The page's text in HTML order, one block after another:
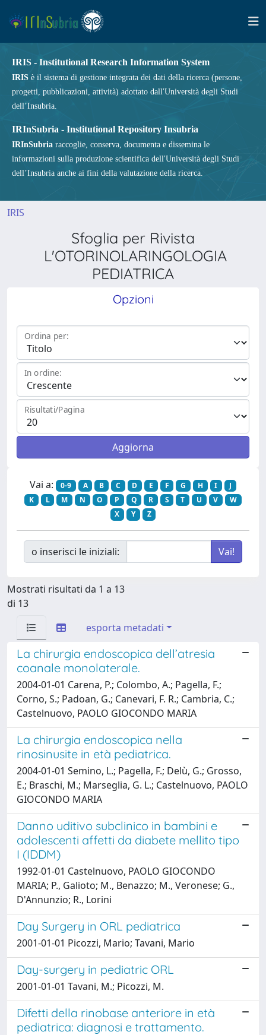
IRIS - Institutional Research Information System
IRIS è il sistema di gestione integrata dei dati della ricerca (persone,
progetti, pubblicazioni, attività) adottato dall'Università degli Studi
dell’Insubria.
IRInSubria - Institutional Repository Insubria
IRInSubria raccoglie, conserva, documenta e dissemina le
informazioni sulla produzione scientifica dell'Università degli Studi
dell’Insubria anche ai fini della valutazione della ricerca.
IRIS
Sfoglia per Rivista
L'OTORINOLARINGOLOGIA
PEDIATRICA
Opzioni
Ordina per:
In ordine:
Risultati/Pagina
Vai a: 0-9 A B C D E F G H I
J
K
L M N O P Q R S T U V
W
X
Y Z
o inserisci le iniziali:
Mostrati risultati da 1 a 13
di 13
esporta metadati
La chirurgia endoscopica dell’atresia
coanale monolaterale.
2004-01-01 Carena, P.; Colombo, A.; Pagella, F.;
Corno, S.; Padoan, G.; Canevari, F. R.; Cambria, C.;
Castelnuovo, PAOLO GIOCONDO MARIA
La chirurgia endoscopica nella
rinosinusite in età pediatrica.
2004-01-01 Semino, L.; Pagella, F.; Delù, G.; Grosso,
E.; Braschi, M.; Marseglia, G. L.; Castelnuovo, PAOLO
GIOCONDO MARIA
Danno uditivo subclinico in bambini e
adolescenti affetti da diabete mellito tipo
I (IDDM)
1992-01-01 Castelnuovo, PAOLO GIOCONDO
MARIA; P., Galioto; M., Benazzo; M., Veronese; G.,
D'Annunzio; R., Lorini
Day Surgery in ORL pediatrica
2001-01-01 Picozzi, Mario; Tavani, Mario
Day-surgery in pediatric ORL
2001-01-01 Tavani, M.; Picozzi, M.
Difetti della rinobase anteriore in età
pediatrica: diagnosi e trattamento.